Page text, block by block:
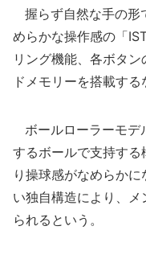
握らず自然な手の形
めらかな操作感の「
リング機能、各ボタ
ドメモリーを搭載する
ボールローラーモデ
するボールで支持する
り操球感がなめらか
い独自構造により、
られるという。